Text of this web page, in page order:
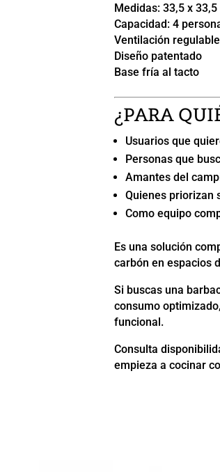
Medidas: 33,5 x 33,5
Capacidad: 4
Ventilación regulable
Diseño patentado
Base fría al tacto
¿PARA
Usuarios que
Personas que
Amantes del
Quienes priorizan
Como equipo
Es una solución
carbón en espacios
Si buscas una
consumo
funcional.
Consulta
empieza a cocinar